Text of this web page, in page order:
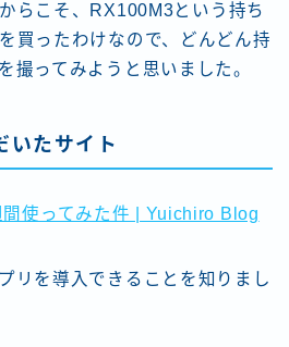
らこそ、RX100M3という持ち
買ったわけなので、どんどん持
撮ってみようと思いました。
いたサイト
使ってみた件 | Yuichiro Blog
リを導入できることを知りまし